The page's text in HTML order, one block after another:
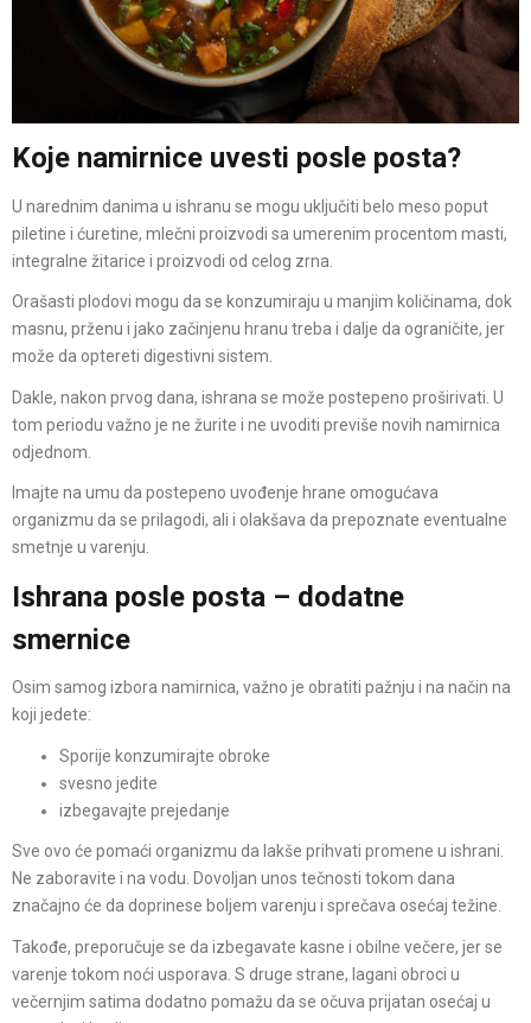
Koje namirnice uvesti posle posta?
U narednim danima u ishranu se mogu uključiti belo meso poput
piletine i ćuretine, mlečni proizvodi sa umerenim procentom masti,
integralne žitarice i proizvodi od celog zrna.
Orašasti plodovi mogu da se konzumiraju u manjim količinama, dok
masnu, prženu i jako začinjenu hranu treba i dalje da ograničite, jer
može da optereti digestivni sistem.
Dakle, nakon prvog dana, ishrana se može postepeno proširivati. U
tom periodu važno je ne žurite i ne uvoditi previše novih namirnica
odjednom.
Imajte na umu da postepeno uvođenje hrane omogućava
organizmu da se prilagodi, ali i olakšava da prepoznate eventualne
smetnje u varenju.
Ishrana posle posta – dodatne
smernice
Osim samog izbora namirnica, važno je obratiti pažnju i na način na
koji jedete:
Sporije konzumirajte obroke
svesno jedite
izbegavajte prejedanje
Sve ovo će pomaći organizmu da lakše prihvati promene u ishrani.
Ne zaboravite i na vodu. Dovoljan unos tečnosti tokom dana
značajno će da doprinese boljem varenju i sprečava osećaj težine.
Takođe, preporučuje se da izbegavate kasne i obilne večere, jer se
varenje tokom noći usporava. S druge strane, lagani obroci u
večernjim satima dodatno pomažu da se očuva prijatan osećaj u